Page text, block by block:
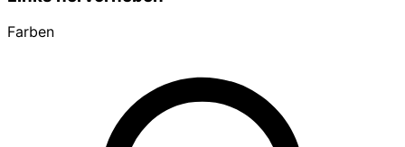
Farben